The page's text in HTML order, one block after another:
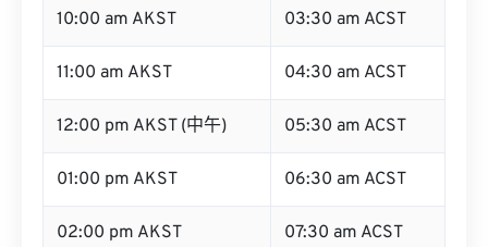
10:00 am AKST 03:30 am ACST
11:00 am AKST 04:30 am ACST
12:00 pm AKST (中午) 05:30 am ACST
01:00 pm AKST 06:30 am ACST
02:00 pm AKST 07:30 am ACST